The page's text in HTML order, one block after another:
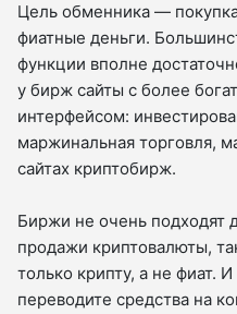
Цель обменника —
фиатные деньги.
функции вполне
у бирж сайты с более
интерфейсом:
маржинальная торговля,
сайтах криптобирж.
Биржи не очень подходят
продажи криптовалюты,
только крипту, а не фиат.
переводите средства на